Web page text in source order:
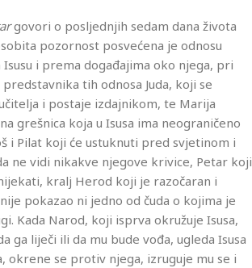
govori o posljednjih sedam dana života
pozornost posvećena je odnosu
i prema događajima oko njega, pri
predstavnika tih odnosa Juda, koji se
i postaje izdajnikom, te Marija
grešnica koja u Isusa ima neograničeno
i Pilat koji će ustuknuti pred svjetinom i
ne vidi nikakve njegove krivice, Petar koji
kralj Herod koji je razočaran i
pokazao ni jedno od čuda o kojima je
Kada Narod, koji isprva okružuje Isusa,
ga liječi ili da mu bude vođa, ugleda Isusa
okrene se protiv njega, izruguje mu se i